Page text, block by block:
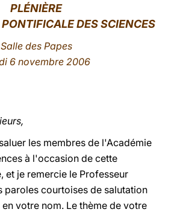
PLÉNIÈRE
DES SCIENCES
Salle des Papes
6 novembre 2006
les membres de l'Académie
à l'occasion de cette
et je remercie le Professeur
paroles courtoises de salutation
votre nom. Le thème de votre